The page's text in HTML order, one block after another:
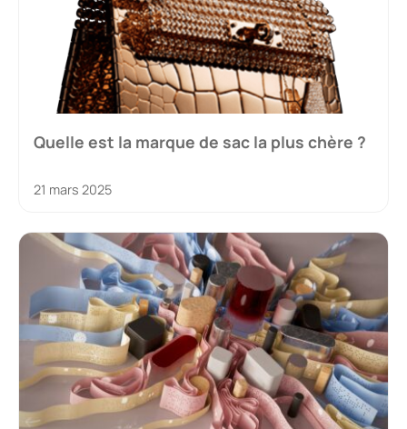
Quelle est la marque de sac la plus chère ?
21 mars 2025